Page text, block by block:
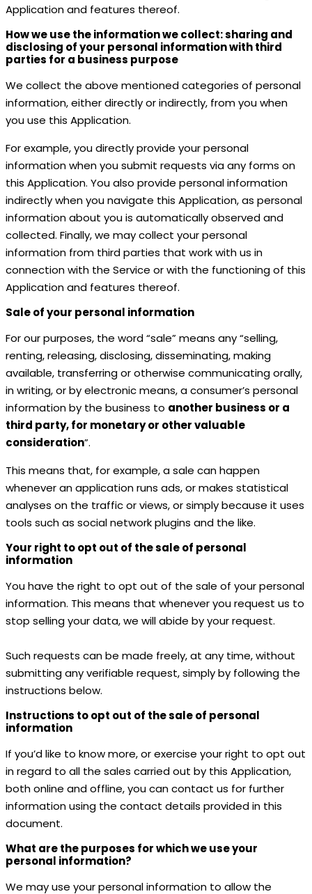
Application and features thereof.
How we use the information we collect: sharing and
disclosing of your personal information with third
parties for a business purpose
We collect the above mentioned categories of personal
information, either directly or indirectly, from you when
you use this Application.
For example, you directly provide your personal
information when you submit requests via any forms on
this Application. You also provide personal information
indirectly when you navigate this Application, as personal
information about you is automatically observed and
collected. Finally, we may collect your personal
information from third parties that work with us in
connection with the Service or with the functioning of this
Application and features thereof.
Sale of your personal information
For our purposes, the word “sale” means any “selling,
renting, releasing, disclosing, disseminating, making
available, transferring or otherwise communicating orally,
in writing, or by electronic means, a consumer’s personal
information by the business to another business or a
third party, for monetary or other valuable
consideration”.
This means that, for example, a sale can happen
whenever an application runs ads, or makes statistical
analyses on the traffic or views, or simply because it uses
tools such as social network plugins and the like.
Your right to opt out of the sale of personal
information
You have the right to opt out of the sale of your personal
information. This means that whenever you request us to
stop selling your data, we will abide by your request.
Such requests can be made freely, at any time, without
submitting any verifiable request, simply by following the
instructions below.
Instructions to opt out of the sale of personal
information
If you’d like to know more, or exercise your right to opt out
in regard to all the sales carried out by this Application,
both online and offline, you can contact us for further
information using the contact details provided in this
document.
What are the purposes for which we use your
personal information?
We may use your personal information to allow the